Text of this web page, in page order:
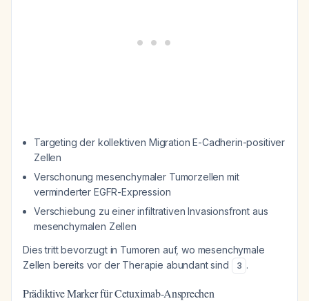
Targeting der kollektiven Migration E-Cadherin-positiver
Zellen
Verschonung mesenchymaler Tumorzellen mit
verminderter EGFR-Expression
Verschiebung zu einer infiltrativen Invasionsfront aus
mesenchymalen Zellen
Dies tritt bevorzugt in Tumoren auf, wo mesenchymale
Zellen bereits vor der Therapie abundant sind
3 .
Prädiktive Marker für Cetuximab-Ansprechen